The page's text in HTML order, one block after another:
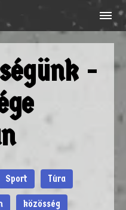
-
Sport Túra
közösség